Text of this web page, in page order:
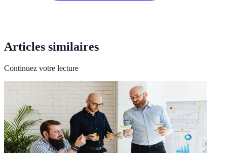
Articles similaires
Continuez votre lecture